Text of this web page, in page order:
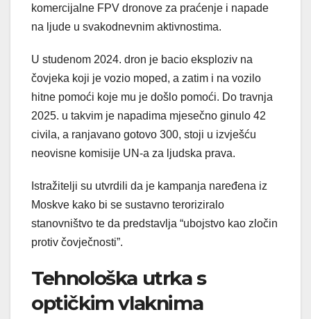
komercijalne FPV dronove za praćenje i napade
na ljude u svakodnevnim aktivnostima.
U studenom 2024. dron je bacio eksploziv na
čovjeka koji je vozio moped, a zatim i na vozilo
hitne pomoći koje mu je došlo pomoći. Do travnja
2025. u takvim je napadima mjesečno ginulo 42
civila, a ranjavano gotovo 300, stoji u izvješću
neovisne komisije UN-a za ljudska prava.
Istražitelji su utvrdili da je kampanja naređena iz
Moskve kako bi se sustavno teroriziralo
stanovništvo te da predstavlja “ubojstvo kao zločin
protiv čovječnosti”.
Tehnološka utrka s
optičkim vlaknima